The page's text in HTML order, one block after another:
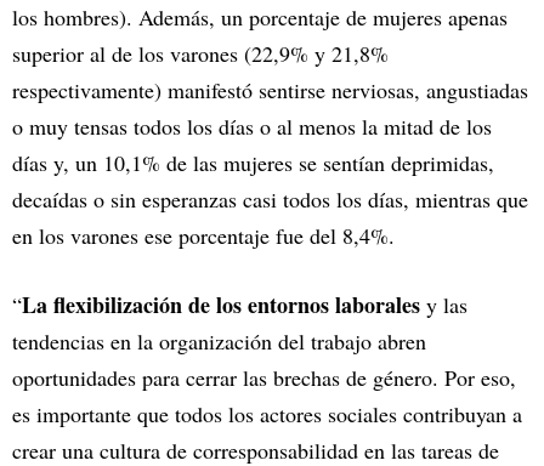
los hombres). Además, un porcentaje de mujeres apenas
superior al de los varones (22,9% y 21,8%
respectivamente) manifestó sentirse nerviosas, angustiadas
o muy tensas todos los días o al menos la mitad de los
días y, un 10,1% de las mujeres se sentían deprimidas,
decaídas o sin esperanzas casi todos los días, mientras que
en los varones ese porcentaje fue del 8,4%.
“La flexibilización de los entornos laborales y las
tendencias en la organización del trabajo abren
oportunidades para cerrar las brechas de género. Por eso,
es importante que todos los actores sociales contribuyan a
crear una cultura de corresponsabilidad en las tareas de